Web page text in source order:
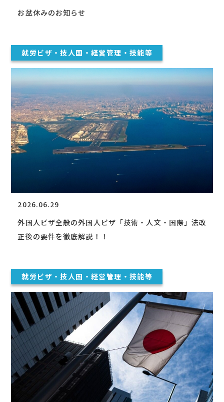
お盆休みのお知らせ
就労ビザ・技人国・経営管理・技能等
2026.06.29
外国人ビザ全般の外国人ビザ「技術・人文・国際」法改
正後の要件を徹底解説！！
就労ビザ・技人国・経営管理・技能等